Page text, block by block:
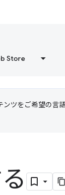
Store
ンツをご希望の言